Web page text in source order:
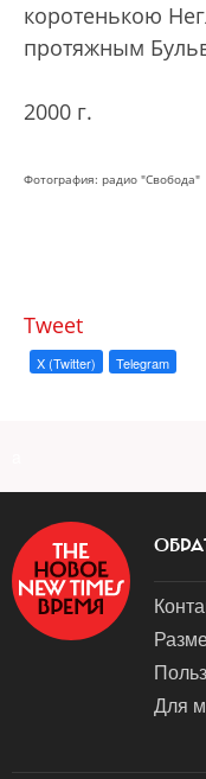
коротенькою
протяжным
2000 г.
Фотография: радио "Свобода"
Tweet
X (Twitter) Telegram
Для